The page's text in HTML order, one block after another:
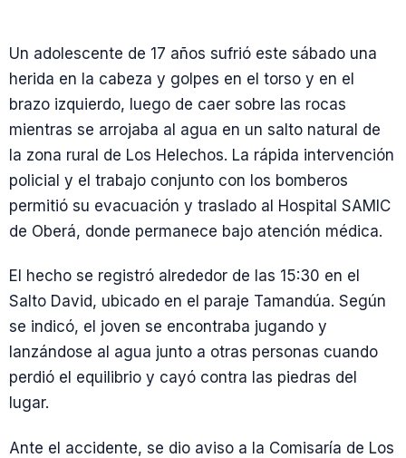
Un adolescente de 17 años sufrió este sábado una
herida en la cabeza y golpes en el torso y en el
brazo izquierdo, luego de caer sobre las rocas
mientras se arrojaba al agua en un salto natural de
la zona rural de Los Helechos. La rápida intervención
policial y el trabajo conjunto con los bomberos
permitió su evacuación y traslado al Hospital SAMIC
de Oberá, donde permanece bajo atención médica.
El hecho se registró alrededor de las 15:30 en el
Salto David, ubicado en el paraje Tamandúa. Según
se indicó, el joven se encontraba jugando y
lanzándose al agua junto a otras personas cuando
perdió el equilibrio y cayó contra las piedras del
lugar.
Ante el accidente, se dio aviso a la Comisaría de Los